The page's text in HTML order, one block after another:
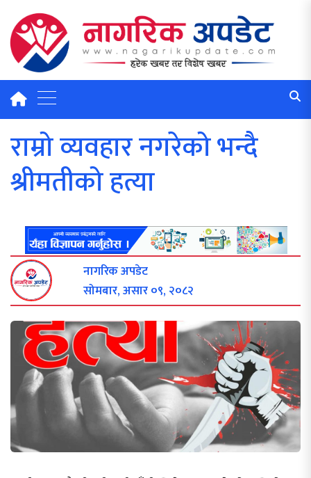
राम्रो व्यवहार नगरेको भन्दै
श्रीमतीको हत्या
नागरिक अपडेट
सोमबार, असार ०९, २०८२